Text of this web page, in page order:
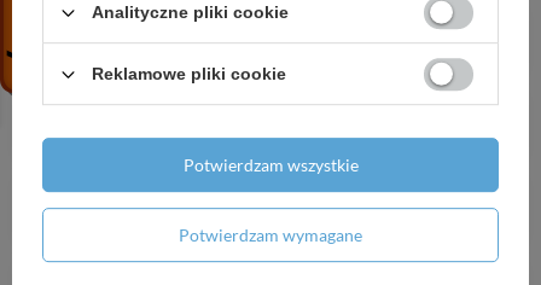
VMH 4000/ 7 (4 kW, 400 V) pompa pionowa
2 566,49 zł / szt.
Kabel OPD 4x2,5mm H07RN-F
12,78 zł / szt.
IBO MIX4 / DN25 - ZAWÓR 4-DROGOWY
Analityczne pliki cookie
Reklamowe pliki cookie
Potwierdzam wymagane
Potwierdzam wszystkie